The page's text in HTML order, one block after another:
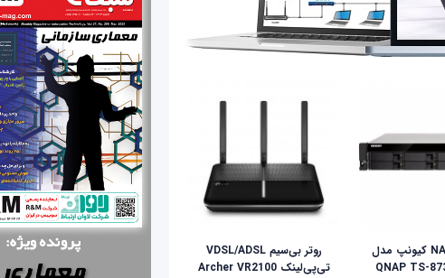
ذخیره‌ساز NAS کیونپ مدل
QNAP TS-
روتر بی‌سیم VDSL/ADSL
تی‌پی‌لینک Archer VR2100